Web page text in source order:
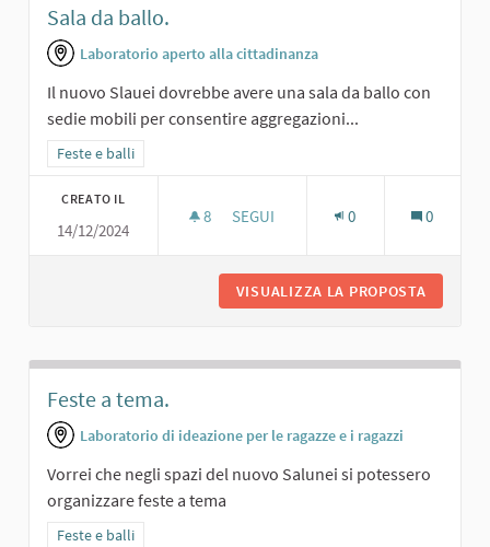
Sala da ballo.
Laboratorio aperto alla cittadinanza
Il nuovo Slauei dovrebbe avere una sala da ballo con
sedie mobili per consentire aggregazioni...
Filtra i risultati per categoria: Feste e balli
Feste e balli
CREATO IL
14/12/2024
8 8 SOSTENITORI
SEGUI 0 0
VISUALIZZA LA PROPOSTA
Feste a tema.
Laboratorio di ideazione per le ragazze e i ragazzi
Vorrei che negli spazi del nuovo Salunei si potessero
organizzare feste a tema
Filtra i risultati per categoria: Feste e balli
Feste e balli